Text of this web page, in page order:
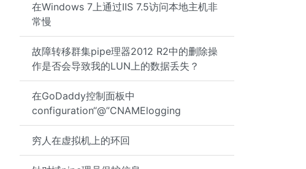
在Windows 7上通过IIS 7.5访问本地主机非
常慢
故障转移群集pipe理器2012 R2中的删除操
作是否会导致我的LUN上的数据丢失？
在GoDaddy控制面板中
configuration“@”CNAMElogging
穷人在虚拟机上的环回